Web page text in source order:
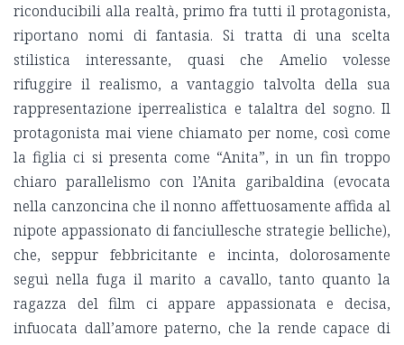
riconducibili alla realtà, primo fra tutti il protagonista,
riportano nomi di fantasia. Si tratta di una scelta
stilistica interessante, quasi che Amelio volesse
rifuggire il realismo, a vantaggio talvolta della sua
rappresentazione iperrealistica e talaltra del sogno. Il
protagonista mai viene chiamato per nome, così come
la figlia ci si presenta come “Anita”, in un fin troppo
chiaro parallelismo con l’Anita garibaldina (evocata
nella canzoncina che il nonno affettuosamente affida al
nipote appassionato di fanciullesche strategie belliche),
che, seppur febbricitante e incinta, dolorosamente
seguì nella fuga il marito a cavallo, tanto quanto la
ragazza del film ci appare appassionata e decisa,
infuocata dall’amore paterno, che la rende capace di